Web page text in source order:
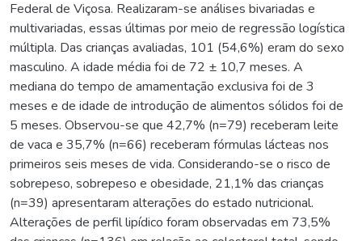
Federal de Viçosa. Realizaram-se análises bivariadas e
multivariadas, essas últimas por meio de regressão logística
múltipla. Das crianças avaliadas, 101 (54,6%) eram do sexo
masculino. A idade média foi de 72 ± 10,7 meses. A
mediana do tempo de amamentação exclusiva foi de 3
meses e de idade de introdução de alimentos sólidos foi de
5 meses. Observou-se que 42,7% (n=79) receberam leite
de vaca e 35,7% (n=66) receberam fórmulas lácteas nos
primeiros seis meses de vida. Considerando-se o risco de
sobrepeso, sobrepeso e obesidade, 21,1% das crianças
(n=39) apresentaram alterações do estado nutricional.
Alterações de perfil lipídico foram observadas em 73,5%